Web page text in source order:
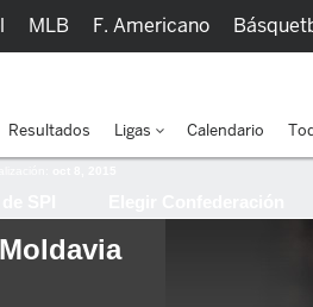
Moldavia
MLB F. Americano
Resultados Ligas Calendario